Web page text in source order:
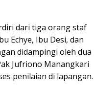
dari tiga orang staf
Echye, Ibu Desi, dan
didampingi oleh dua
Jufriono Manangkari
penilaian di lapangan.